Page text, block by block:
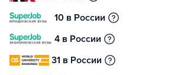
10 в России
4 в России
31 в России